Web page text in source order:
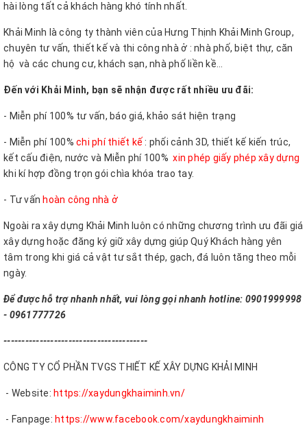
hài lòng tất cả khách hàng khó tính nhất.
Khải Minh là công ty thành viên của Hưng Thịnh Khải Minh Group,
chuyên tư vấn, thiết kế và thi công nhà ở : nhà phố, biệt thự, căn
hộ và các chung cư, khách sạn, nhà phố liền kề...
Đến với Khải Minh, bạn sẽ nhận được rất nhiều ưu đãi:
- Miễn phí 100% tư vấn, báo giá, khảo sát hiện trạng
- Miễn phí 100% chi phí thiết kế : phối cảnh 3D, thiết kế kiến trúc,
kết cấu điện, nước và Miễn phí 100%xin phép giấy phép xây dựng
khi kí hợp đồng trọn gói chìa khóa trao tay.
- Tư vấn hoàn công nhà ở
Ngoài ra xây dựng Khải Minh luôn có những chương trình ưu đãi giá
xây dựng hoặc đăng ký giữ xây dựng giúp Quý Khách hàng yên
tâm trong khi giá cả vật tư sắt thép, gạch, đá luôn tăng theo mỗi
ngày.
Để được hỗ trợ nhanh nhất, vui lòng gọi nhanh hotline: 0901999998
- 0961777726
----------------------------------------
CÔNG TY CỔ PHẦN TVGS THIẾT KẾ XÂY DỰNG KHẢI MINH
- Website: https://xaydungkhaiminh.vn/
- Fanpage: https://www.facebook.com/xaydungkhaiminh